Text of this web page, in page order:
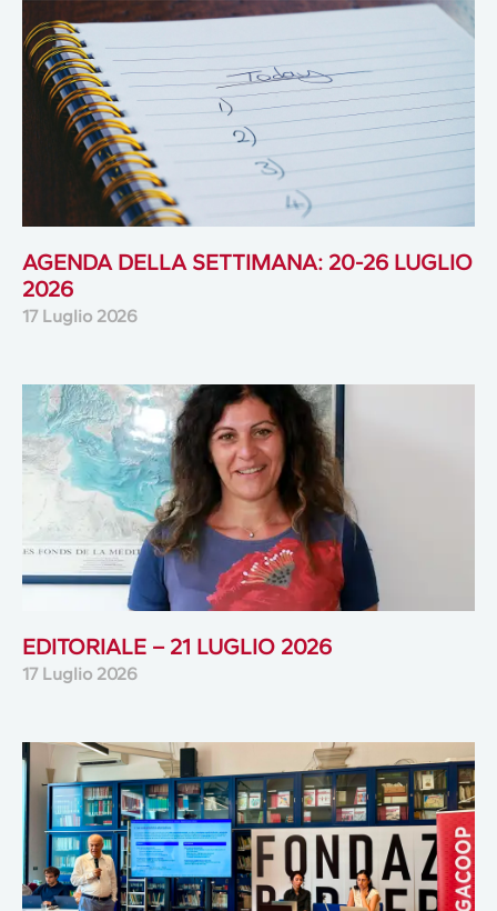
AGENDA DELLA SETTIMANA: 20-26 LUGLIO
2026
17 Luglio 2026
EDITORIALE – 21 LUGLIO 2026
17 Luglio 2026